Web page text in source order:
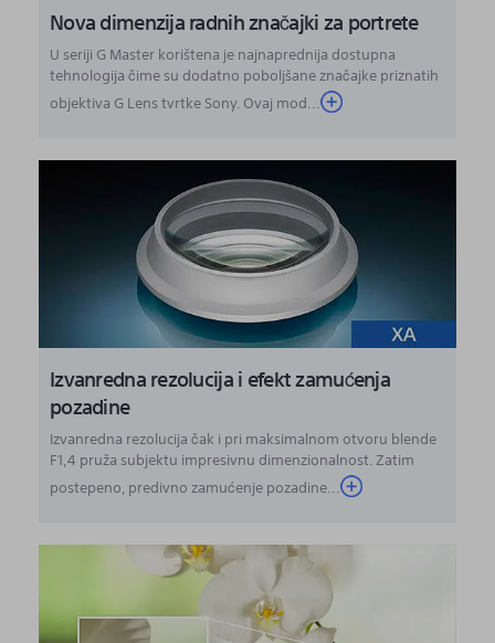
Nova dimenzija radnih značajki za portrete
U seriji G Master korištena je najnaprednija dostupna
tehnologija čime su dodatno poboljšane značajke priznatih
objektiva G Lens tvrtke Sony. Ovaj mod...
Izvanredna rezolucija i efekt zamućenja
pozadine
Izvanredna rezolucija čak i pri maksimalnom otvoru blende
F1,4 pruža subjektu impresivnu dimenzionalnost. Zatim
postepeno, predivno zamućenje pozadine...